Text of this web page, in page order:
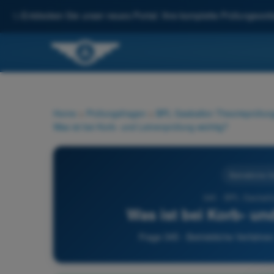
Entdecken Sie unser neues Portal: Ihre komplette
Home Prüfungsfragen BPL Gasballon
Was ist bei Korb- und Leinenprüfung wichtig?
Was ist bei Korb-
Frage 345 - Betriebliche